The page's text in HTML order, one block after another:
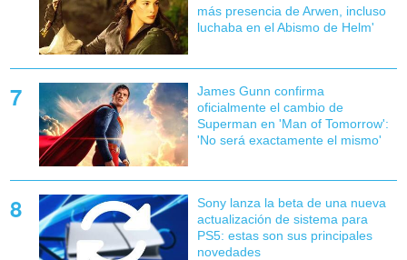
más presencia de Arwen, incluso
luchaba en el Abismo de Helm'
James Gunn confirma
oficialmente el cambio de
Superman en 'Man of Tomorrow':
'No será exactamente el mismo'
Sony lanza la beta de una nueva
actualización de sistema para
PS5: estas son sus principales
novedades